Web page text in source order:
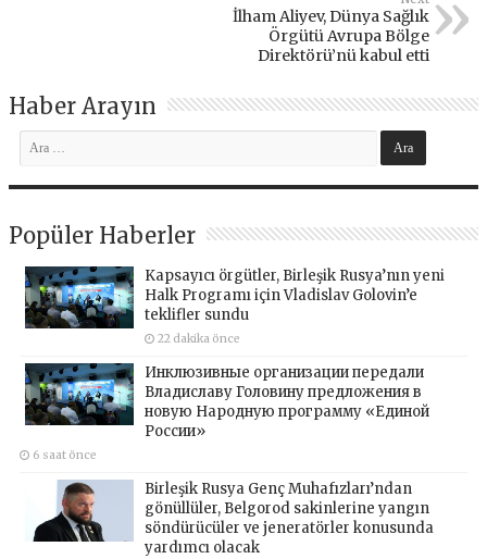
İlham Aliyev, Dünya Sağlık
Örgütü Avrupa Bölge
Direktörü’nü kabul etti
Haber Arayın
Popüler Haberler
Kapsayıcı örgütler, Birleşik Rusya’nın yeni
Halk Programı için Vladislav Golovin’e
teklifler sundu
22 dakika önce
Инклюзивные организации передали
Владиславу Головину предложения в
новую Народную программу «Единой
России»
6 saat önce
Birleşik Rusya Genç Muhafızları’ndan
gönüllüler, Belgorod sakinlerine yangın
söndürücüler ve jeneratörler konusunda
yardımcı olacak